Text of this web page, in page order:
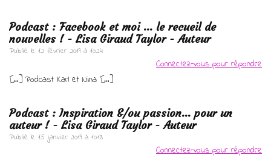
Podcast : Facebook et moi ... le recueil de
nouvelles ! - Lisa Giraud Taylor - Auteur
Publié le 12 février 2019 à 10:24
Connectez-vous pour répondre
[…] Podcast Karl et Nina […]
Podcast : Inspiration &/ou passion... pour un
auteur ! - Lisa Giraud Taylor - Auteur
Publié le 15 janvier 2019 à 10:13
Connectez-vous pour répondre